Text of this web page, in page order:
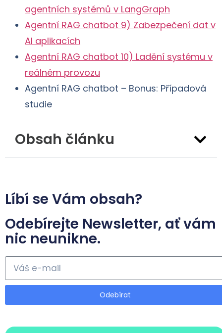
agentních systémů v LangGraph
Agentní RAG chatbot 9) Zabezpečení dat v
AI aplikacích
Agentní RAG chatbot 10) Ladění systému v
reálném provozu
Agentní RAG chatbot – Bonus: Případová
studie
Obsah článku
Líbí se Vám obsah?
Odebírejte Newsletter, ať vám
nic neunikne.
Odebírat